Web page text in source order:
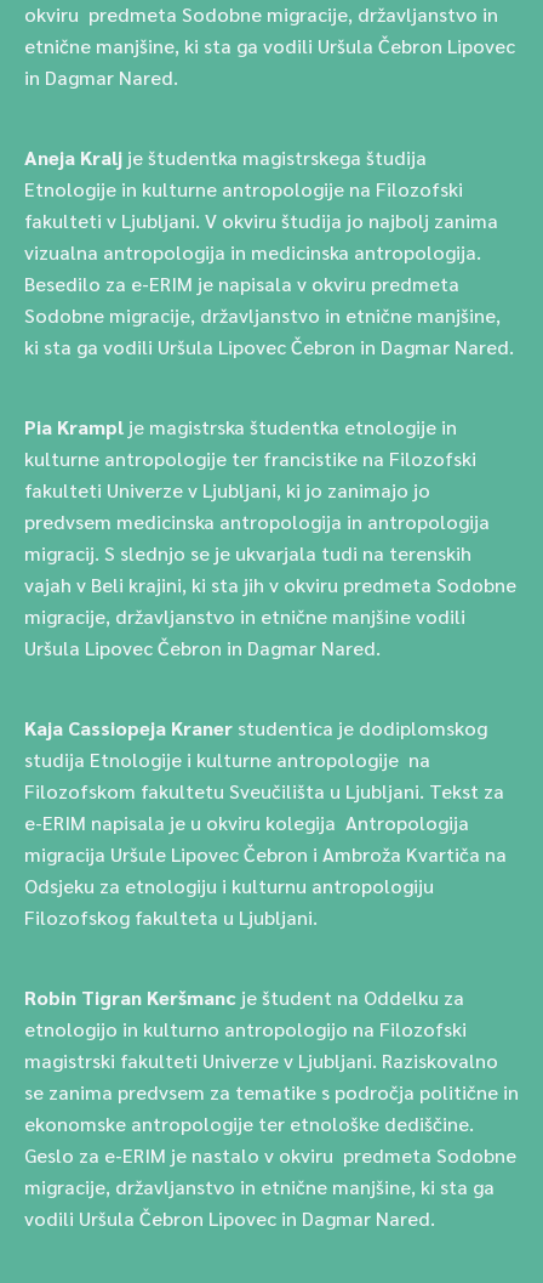
okviru predmeta Sodobne migracije, državljanstvo in
etnične manjšine, ki sta ga vodili Uršula Čebron Lipovec
in Dagmar Nared.
Aneja Kralj je študentka magistrskega študija
Etnologije in kulturne antropologije na Filozofski
fakulteti v Ljubljani. V okviru študija jo najbolj zanima
vizualna antropologija in medicinska antropologija.
Besedilo za e-ERIM je napisala v okviru predmeta
Sodobne migracije, državljanstvo in etnične manjšine,
ki sta ga vodili Uršula Lipovec Čebron in Dagmar Nared.
Pia Krampl je magistrska študentka etnologije in
kulturne antropologije ter francistike na Filozofski
fakulteti Univerze v Ljubljani, ki jo zanimajo jo
predvsem medicinska antropologija in antropologija
migracij. S slednjo se je ukvarjala tudi na terenskih
vajah v Beli krajini, ki sta jih v okviru predmeta Sodobne
migracije, državljanstvo in etnične manjšine vodili
Uršula Lipovec Čebron in Dagmar Nared.
Kaja Cassiopeja Kraner studentica je dodiplomskog
studija Etnologije i kulturne antropologije na
Filozofskom fakultetu Sveučilišta u Ljubljani. Tekst za
e-ERIM napisala je u okviru kolegija Antropologija
migracija Uršule Lipovec Čebron i Ambroža Kvartiča na
Odsjeku za etnologiju i kulturnu antropologiju
Filozofskog fakulteta u Ljubljani.
Robin Tigran Keršmanc je študent na Oddelku za
etnologijo in kulturno antropologijo na Filozofski
magistrski fakulteti Univerze v Ljubljani. Raziskovalno
se zanima predvsem za tematike s področja politične in
ekonomske antropologije ter etnološke dediščine.
Geslo za e-ERIM je nastalo v okviru predmeta Sodobne
migracije, državljanstvo in etnične manjšine, ki sta ga
vodili Uršula Čebron Lipovec in Dagmar Nared.